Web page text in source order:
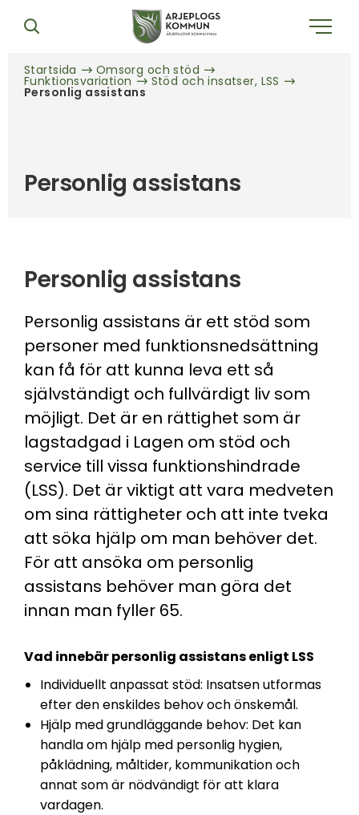
Startsida Omsorg och stöd
Funktionsvariation Stöd och insatser, LSS
Personlig assistans
Personlig assistans
Personlig assistans
Personlig assistans är ett stöd som
personer med funktionsnedsättning
kan få för att kunna leva ett så
självständigt och fullvärdigt liv som
möjligt. Det är en rättighet som är
lagstadgad i Lagen om stöd och
service till vissa funktionshindrade
(LSS). Det är viktigt att vara medveten
om sina rättigheter och att inte tveka
att söka hjälp om man behöver det.
För att ansöka om personlig
assistans behöver man göra det
innan man fyller 65.
Vad innebär personlig assistans enligt LSS
Individuellt anpassat stöd: Insatsen utformas
efter den enskildes behov och önskemål.
Hjälp med grundläggande behov: Det kan
handla om hjälp med personlig hygien,
påklädning, måltider, kommunikation och
annat som är nödvändigt för att klara
vardagen.